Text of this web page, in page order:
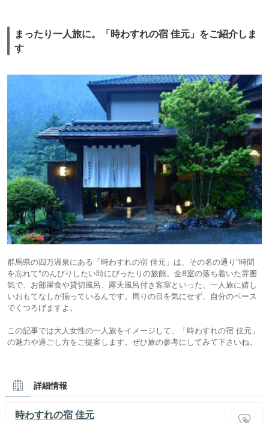
まったり一人旅に。「時わすれの宿 佳元」をご紹介しま
す
群馬県の四万温泉にある「時わすれの宿 佳元」は、その名の通り"時間
を忘れて"のんびりしたい時にぴったりの旅館。全8室の落ち着いた雰囲
気で、お部屋食や貸切風呂、露天風呂付き客室といった、一人旅に嬉し
いおもてなしが揃っているんです。周りの目を気にせず、自分のペース
でくつろげますよ。
この記事では大人女性の一人旅をイメージして、「時わすれの宿 佳元」
の魅力や過ごし方をご提案します。ぜひ旅の参考にしてみて下さいね。
詳細情報
時わすれの宿 佳元